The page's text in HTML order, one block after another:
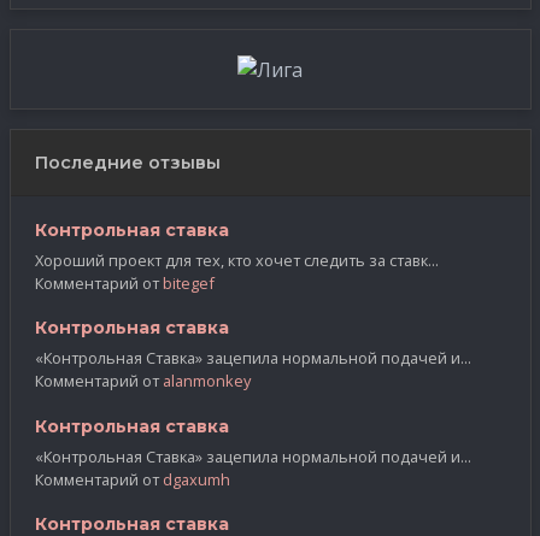
Последние отзывы
Контрольная ставка
Хороший проект для тех, кто хочет следить за ставк...
Комментарий отbitegef
Контрольная ставка
«Контрольная Ставка» зацепила нормальной подачей и...
Комментарий отalanmonkey
Контрольная ставка
«Контрольная Ставка» зацепила нормальной подачей и...
Комментарий отdgaxumh
Контрольная ставка